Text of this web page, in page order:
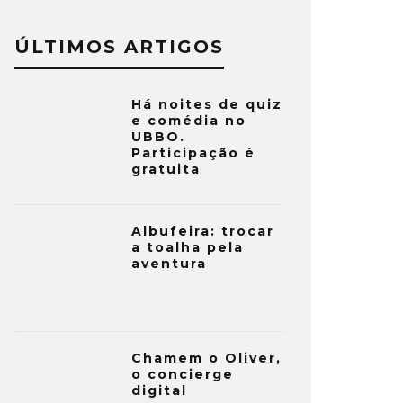
ÚLTIMOS ARTIGOS
Há noites de quiz
e comédia no
UBBO.
Participação é
gratuita
Albufeira: trocar
a toalha pela
aventura
Chamem o Oliver,
o concierge
digital